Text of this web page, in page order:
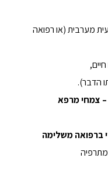
מערבית (או רפואה
הדבר).
– צמחי מרפא
ברפואה משלימה